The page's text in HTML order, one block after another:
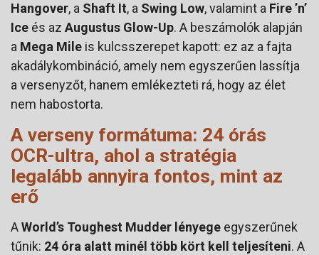
Hangover, a Shaft It, a Swing Low, valamint a Fire ’n’
Ice és az Augustus Glow-Up. A beszámolók alapján
a Mega Mile is kulcsszerepet kapott: ez az a fajta
akadálykombináció, amely nem egyszerűen lassítja
a versenyzőt, hanem emlékezteti rá, hogy az élet
nem habostorta.
A verseny formátuma: 24 órás
OCR-ultra, ahol a stratégia
legalább annyira fontos, mint az
erő
AWorld’s Toughest Mudder lényege egyszerűnek
tűnik: 24 óra alatt minél több kört kell teljesíteni. A